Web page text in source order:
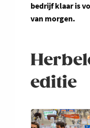
bedrijf klaar is
van morgen.
editie